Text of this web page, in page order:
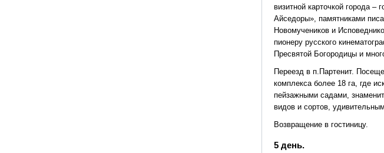
визитной карточкой города –
Айседоры», памятниками
Новомучеников и
пионеру русского
Пресвятой Богородицы и
Переезд в п.Партенит.
комплекса более 18 га, где
пейзажными садами,
видов и сортов,
Возвращение в гостиницу.
5 день.